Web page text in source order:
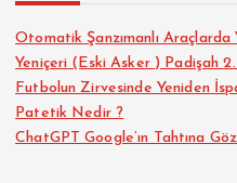
Otomatik Şanzımanlı
Yeniçeri (Eski Asker ) Padişah
Futbolun Zirvesinde Yeniden
Patetik Nedir ?
ChatGPT Google’ın Tahtına